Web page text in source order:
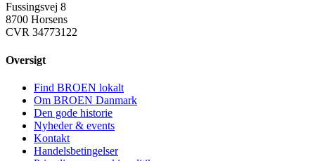
Fussingsvej 8
8700 Horsens
CVR 34773122
Oversigt
Find BROEN lokalt
Om BROEN Danmark
Den gode historie
Nyheder & events
Kontakt
Handelsbetingelser